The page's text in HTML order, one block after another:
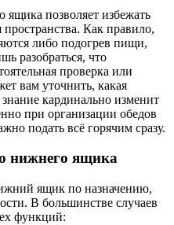
позволяет избежать
Как правило,
либо подогрев пищи,
разобраться, что
проверка или
вам уточнить, какая
кардинально изменит
при организации обедов
подать всё горячим сразу.
нижнего ящика
ящик по назначению,
В большинстве случаев
функций: